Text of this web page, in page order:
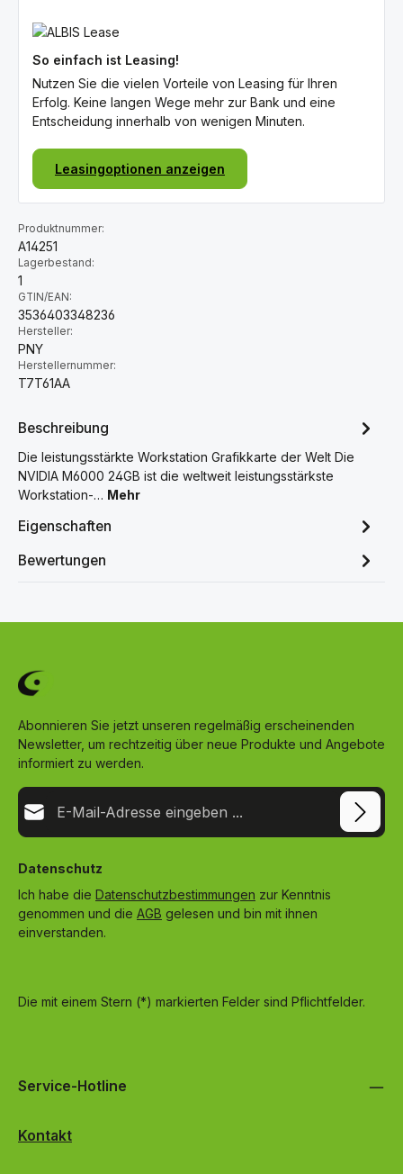
So einfach ist Leasing!
Nutzen Sie die vielen Vorteile von Leasing für Ihren
Erfolg. Keine langen Wege mehr zur Bank und eine
Entscheidung innerhalb von wenigen Minuten.
Leasingoptionen anzeigen
Produktnummer:
A14251
Lagerbestand:
1
GTIN/EAN:
3536403348236
Hersteller:
PNY
Herstellernummer:
T7T61AA
Beschreibung
Die leistungsstärkte Workstation Grafikkarte der Welt Die
NVIDIA M6000 24GB ist die weltweit leistungsstärkste
Workstation-… Mehr
Eigenschaften
Bewertungen
Abonnieren Sie jetzt unseren regelmäßig erscheinenden
Newsletter, um rechtzeitig über neue Produkte und Angebote
informiert zu werden.
E-Mail-Adresse*
Datenschutz
Ich habe die Datenschutzbestimmungen zur Kenntnis
genommen und die AGB gelesen und bin mit ihnen
einverstanden.
Die mit einem Stern (*) markierten Felder sind Pflichtfelder.
Service-Hotline
Kontakt